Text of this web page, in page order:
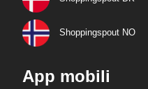
Shoppingspout NO
App mobili